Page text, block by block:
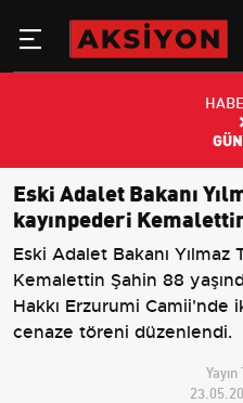
Eski Adalet Bakanı
kayınpederi
Eski Adalet Bakanı
Kemalettin Şahin 88
Hakkı Erzurumi Camii'nde
cenaze töreni düzenlendi.